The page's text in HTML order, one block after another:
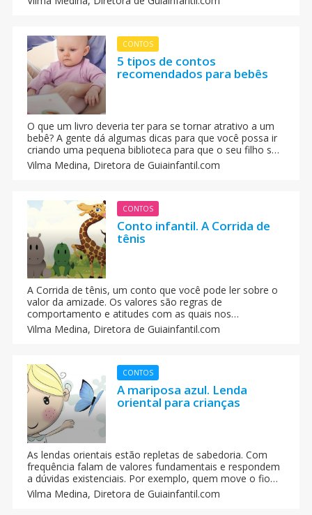
CONTOS
5 tipos de contos
recomendados para bebês
O que um livro deveria ter para se tornar atrativo a um
bebê? A gente dá algumas dicas para que você possa ir
criando uma pequena biblioteca para que o seu filho se
aproxime da leitura desde as primeiras etapas. Sergio
Díez, bibliotecário de Brains Internacional School (Escola
3 anos queiram começar a desfrutar dos contos.
Vilma Medina, Diretora de Guiainfantil.com
CONTOS
Conto infantil. A Corrida de
tênis
A Corrida de tênis, um conto que você pode ler sobre o
valor da amizade. Os valores são regras de
comportamento e atitudes com as quais nos
comportamos e que estão de acordo com aquilo que
consideramos correto. Os livros, contos, fábulas ou
perfeita para educar as crianças com valores.
Vilma Medina, Diretora de Guiainfantil.com
CONTOS
A mariposa azul. Lenda
oriental para crianças
As lendas orientais estão repletas de sabedoria. Com
frequência falam de valores fundamentais e respondem
a dúvidas existenciais. Por exemplo, quem move o fio
das nossas vidas e se existe ou não um destino. A
mariposa azul é uma lenda oriental que ensina à criança
Vilma Medina, Diretora de Guiainfantil.com